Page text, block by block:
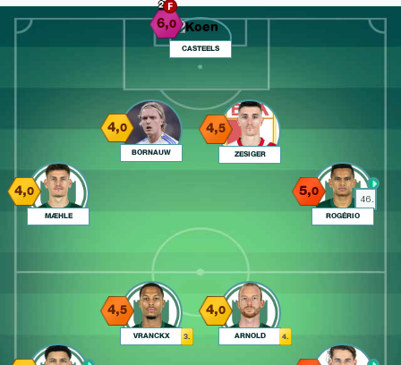
6,0
2
CASTEELS
4,0
BORNAUW
4,5
ZESIGER
4,0
MÆHLE
46.
5,0
ROGÉRIO
4,5
VRANCKX 3.
4,0
ARNOLD 4.